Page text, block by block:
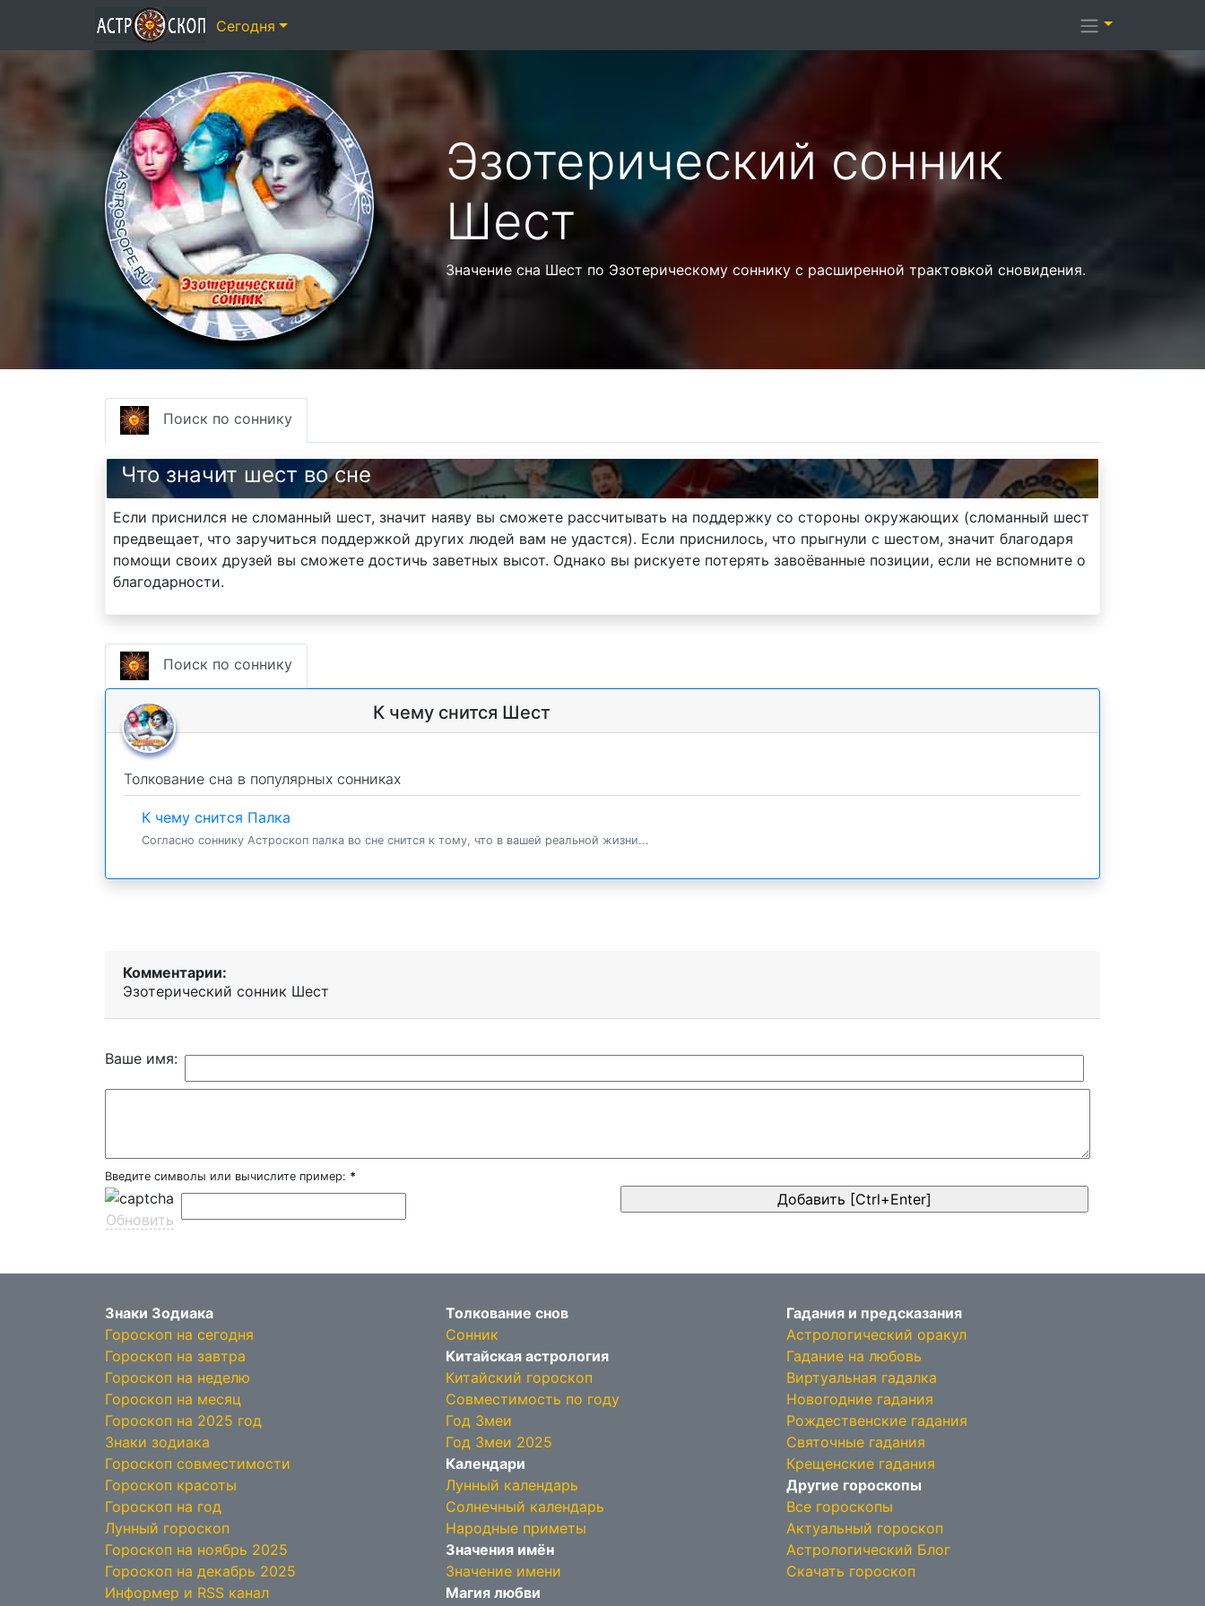
Эзотерический cонник
Шест
Значение сна Шест по Эзотерическому соннику с расширенной трактовкой сновидения.
Поиск по соннику
Что значит шест во сне
Если приснился не сломанный шест, значит наяву вы сможете рассчитывать на поддержку со стороны окружающих (сломанный шест
предвещает, что заручиться поддержкой других людей вам не удастся). Если приснилось, что прыгнули с шестом, значит благодаря
помощи своих друзей вы сможете достичь заветных высот. Однако вы рискуете потерять завоёванные позиции, если не вспомните о
благодарности.
Поиск по соннику
К чему снится Шест
Толкование сна в популярных сонниках
К чему снится Палка
Согласно соннику Астроскоп палка во сне снится к тому, что в вашей реальной жизни...
Комментарии:
Эзотерический cонник Шест
Ваше имя:
Введите символы или вычислите пример: *
Обновить
Знаки Зодиака
Гороскоп на сегодня
Гороскоп на завтра
Гороскоп на неделю
Гороскоп на месяц
Гороскоп на 2025 год
Знаки зодиака
Гороскоп совместимости
Гороскоп красоты
Гороскоп на год
Лунный гороскоп
Гороскоп на ноябрь 2025
Гороскоп на декабрь 2025
Информер и RSS канал
Толкование снов
Сонник
Китайская астрология
Китайский гороскоп
Совместимость по году
Год Змеи
Год Змеи 2025
Календари
Лунный календарь
Солнечный календарь
Народные приметы
Значения имён
Значение имени
Магия любви
Гадания и предсказания
Астрологический оракул
Гадание на любовь
Виртуальная гадалка
Новогодние гадания
Рождественские гадания
Святочные гадания
Крещенские гадания
Другие гороскопы
Все гороскопы
Актуальный гороскоп
Астрологический Блог
Скачать гороскоп
Сегодня